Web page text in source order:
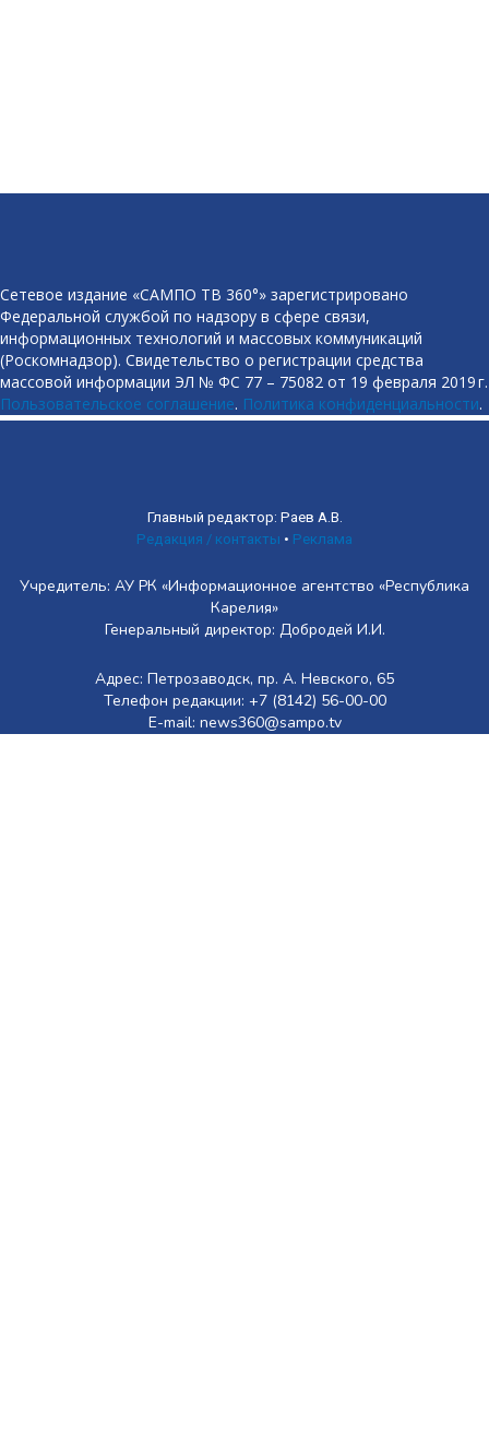
Сетевое издание «САМПО ТВ 360°» зарегистрировано
Федеральной службой по надзору в сфере связи,
информационных технологий и массовых коммуникаций
(Роскомнадзор). Свидетельство о регистрации средства
массовой информации ЭЛ № ФС 77 – 75082 от 19 февраля 2019 г.
Пользовательское соглашение. Политика конфиденциальности.
Главный редактор: Раев А.В.
Редакция / контакты • Реклама
Учредитель: АУ РК «Информационное агентство «Республика
Карелия»
Генеральный директор: Добродей И.И.
Адрес: Петрозаводск, пр. А. Невского, 65
Телефон редакции: +7 (8142) 56-00-00
E-mail: news360@sampo.tv